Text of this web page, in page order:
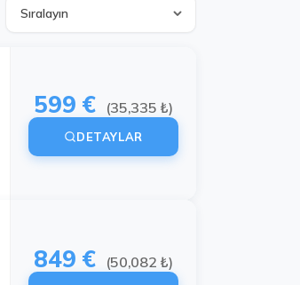
599 € (35,335 ₺)
DETAYLAR
849 € (50,082 ₺)